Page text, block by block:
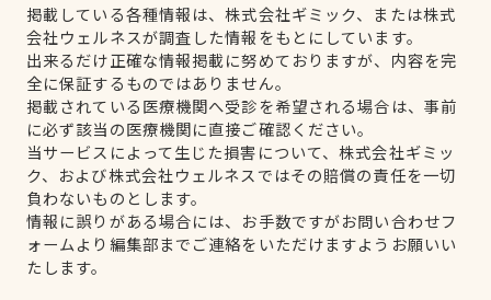
掲載している各種情報は、株式会社ギミック、または株式
会社ウェルネスが調査した情報をもとにしています。
出来るだけ正確な情報掲載に努めておりますが、内容を完
全に保証するものではありません。
掲載されている医療機関へ受診を希望される場合は、事前
に必ず該当の医療機関に直接ご確認ください。
当サービスによって生じた損害について、株式会社ギミッ
ク、および株式会社ウェルネスではその賠償の責任を一切
負わないものとします。
情報に誤りがある場合には、お手数ですがお問い合わせフ
ォームより編集部までご連絡をいただけますようお願いい
たします。